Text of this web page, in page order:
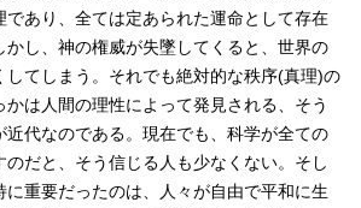
であり、全ては定あられた運命として存在
かし、神の権威が失墜してくると、世界の
してしまう。それでも絶対的な秩序(真理)の
は人間の理性によって発見される、そう
近代なのである。現在でも、科学が全ての
のだと、そう信じる人も少なくない。そし
に重要だったのは、人々が自由で平和に生